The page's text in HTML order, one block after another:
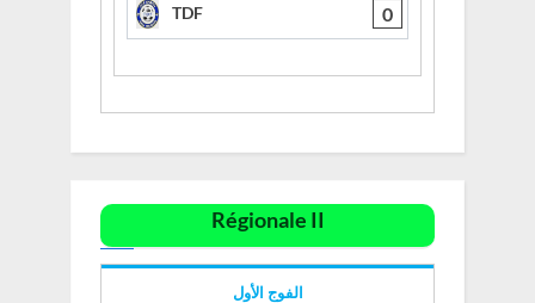
TDF
0
Régionale II
الفوج الأول